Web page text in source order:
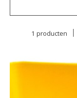
1 producten